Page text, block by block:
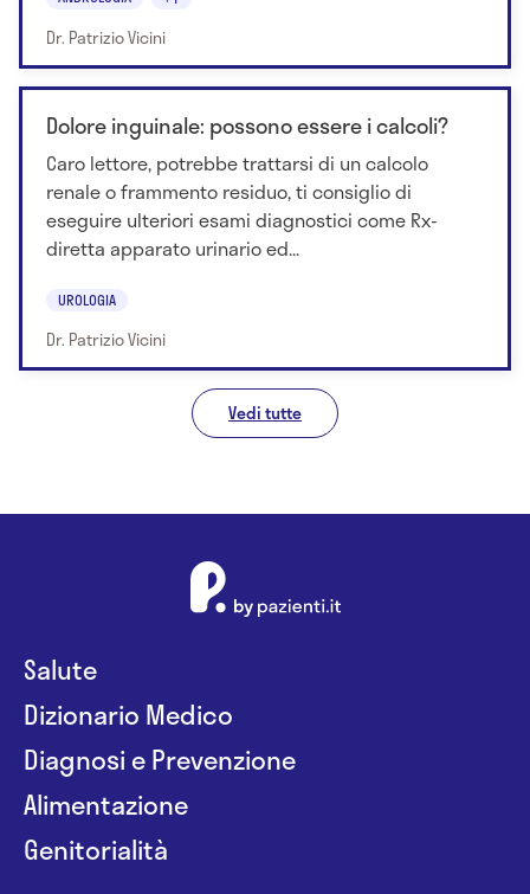
Dr. Patrizio Vicini
Dolore inguinale: possono essere i calcoli?
Caro lettore, potrebbe trattarsi di un calcolo
renale o frammento residuo, ti consiglio di
eseguire ulteriori esami diagnostici come Rx-
diretta apparato urinario ed...
UROLOGIA
Dr. Patrizio Vicini
Vedi tutte
Salute
Dizionario Medico
Diagnosi e Prevenzione
Alimentazione
Genitorialità